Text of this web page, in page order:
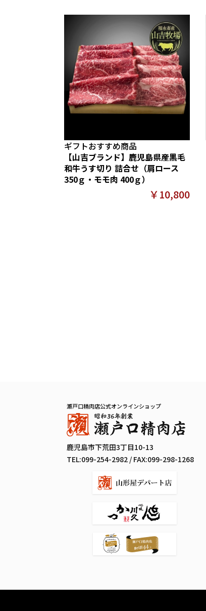
ギフトおすすめ商品
【山吉ブランド】鹿児島県産黒毛
和牛うす切り 詰合せ（肩ロース
350ｇ・モモ肉 400ｇ）
￥10,800
瀬戸口精肉店公式オンラインショップ
鹿児島市下荒田3丁目10-13
TEL:099-254-2982 / FAX:099-298-1268